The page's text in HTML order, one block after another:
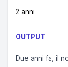
2 anni
OUTPUT
Due anni fa, il